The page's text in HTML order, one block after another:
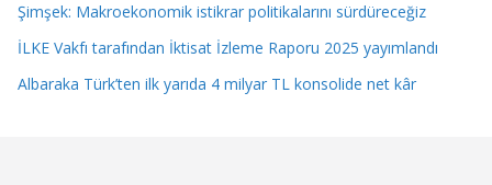
Şimşek: Makroekonomik istikrar politikalarını sürdüreceğiz
İLKE Vakfı tarafından İktisat İzleme Raporu 2025 yayımlandı
Albaraka Türk’ten ilk yarıda 4 milyar TL konsolide net kâr